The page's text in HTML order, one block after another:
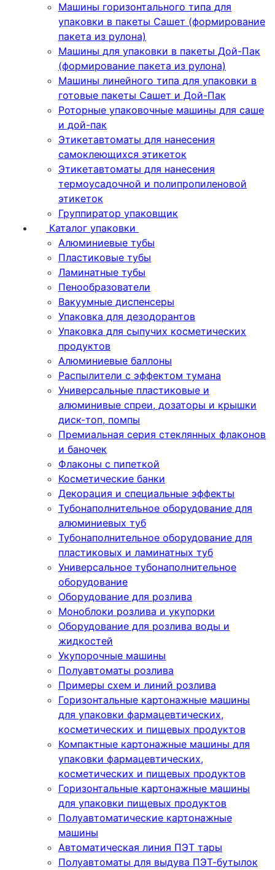
Машины горизонтального типа для
упаковки в пакеты Сашет (формирование
пакета из рулона)
Машины для упаковки в пакеты Дой-Пак
(формирование пакета из рулона)
Машины линейного типа для упаковки в
готовые пакеты Сашет и Дой-Пак
Роторные упаковочные машины для саше
и дой-пак
Этикетавтоматы для нанесения
самоклеющихся этикеток
Этикетавтоматы для нанесения
термоусадочной и полипропиленовой
этикеток
Группиратор упаковщик
Каталог упаковки
Алюминиевые тубы
Пластиковые тубы
Ламинатные тубы
Пенообразователи
Вакуумные диспенсеры
Упаковка для дезодорантов
Упаковка для сыпучих косметических
продуктов
Алюминиевые баллоны
Распылители с эффектом тумана
Универсальные пластиковые и
алюминивые спреи, дозаторы и крышки
диск-топ, помпы
Премиальная серия стеклянных флаконов
и баночек
Флаконы с пипеткой
Косметические банки
Декорация и специальные эффекты
Тубонаполнительное оборудование для
алюминиевых туб
Тубонаполнительное оборудование для
пластиковых и ламинатных туб
Универсальное тубонаполнительное
оборудование
Оборудование для розлива
Моноблоки розлива и укупорки
Оборудование для розлива воды и
жидкостей
Укупорочные машины
Полуавтоматы розлива
Примеры схем и линий розлива
Горизонтальные картонажные машины
для упаковки фармацевтических,
косметических и пищевых продуктов
Компактные картонажные машины для
упаковки фармацевтических,
косметических и пищевых продуктов
Горизонтальные картонажные машины
для упаковки пищевых продуктов
Полуавтоматические картонажные
машины
Автоматическая линия ПЭТ тары
Полуавтоматы для выдува ПЭТ-бутылок